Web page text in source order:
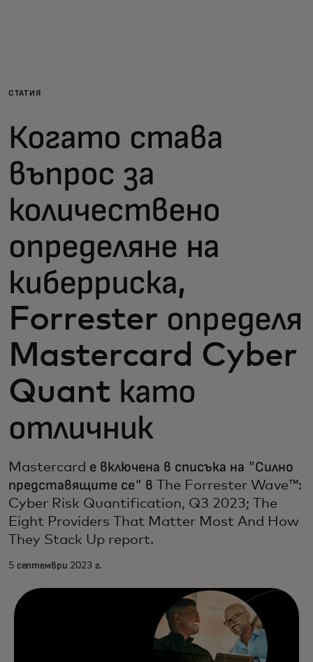
Новини и тенденции
СТАТИЯ
Когато става
въпрос за
количествено
определяне на
киберриска,
Forrester определя
Mastercard Cyber
Quant като
отличник
Mastercard е включена в списъка на "Силно
представящите се" в The Forrester Wave™:
Cyber Risk Quantification, Q3 2023; The
Eight Providers That Matter Most And How
They Stack Up report.
5 септември 2023 г.